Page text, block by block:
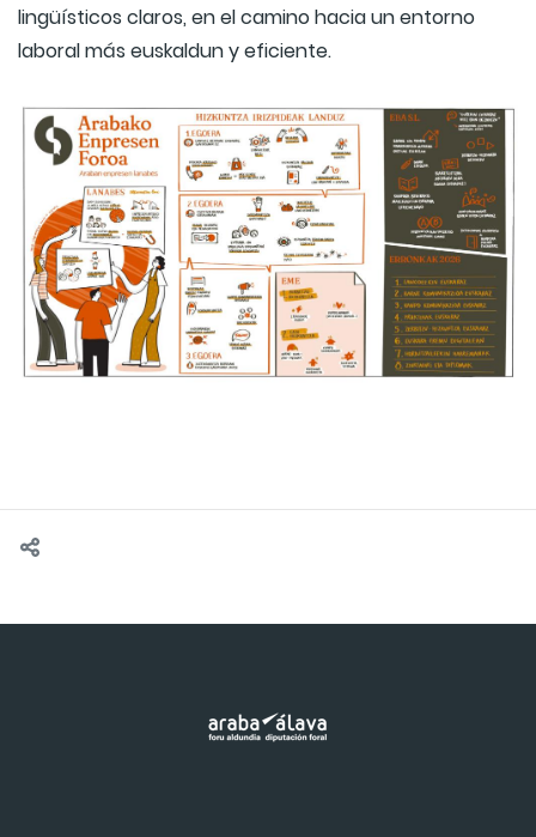
lingüísticos claros, en el camino hacia un entorno
laboral más euskaldun y eficiente.